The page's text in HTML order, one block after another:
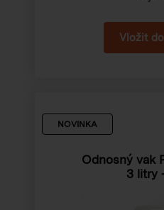
NOVINKA
Odnosný vak
3 litry